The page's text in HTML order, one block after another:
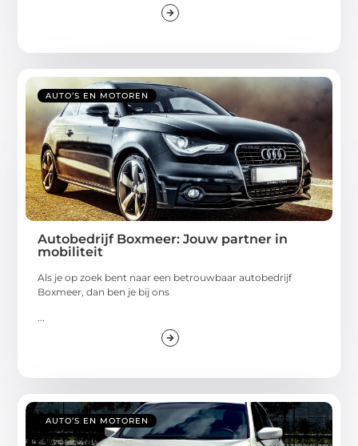
AUTO’S EN MOTOREN
Autobedrijf Boxmeer: Jouw partner in
mobiliteit
Als je op zoek bent naar een betrouwbaar autobedrijf
Boxmeer, dan ben je bij ons
...
AUTO’S EN MOTOREN